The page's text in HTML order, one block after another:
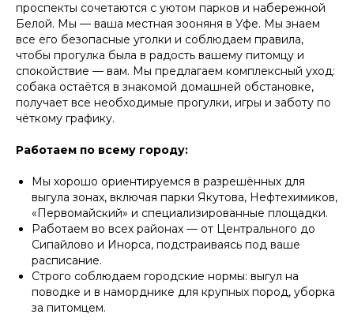
проспекты сочетаются с уютом парков и набережной
Белой. Мы — ваша местная зооняня в Уфе. Мы знаем
все его безопасные уголки и соблюдаем правила,
чтобы прогулка была в радость вашему питомцу и
спокойствие — вам. Мы предлагаем комплексный уход:
собака остаётся в знакомой домашней обстановке,
получает все необходимые прогулки, игры и заботу по
чёткому графику.
Работаем по всему городу:
Мы хорошо ориентируемся в разрешённых для
выгула зонах, включая парки Якутова, Нефтехимиков,
«Первомайский» и специализированные площадки.
Работаем во всех районах — от Центрального до
Сипайлово и Инорса, подстраиваясь под ваше
расписание.
Строго соблюдаем городские нормы: выгул на
поводке и в наморднике для крупных пород, уборка
за питомцем.
10 ПРЕИМУЩЕСТВ,
КОТОРЫЕОТЛИЧАЮТ
НАС ОТ ОСТАЛЬНЫХ
Удобный заказ
Заказ в пару кликов через
телеграм-бот. При повторном
заказе заново заполнять ничего
не нужно, мы всё запоминаем!